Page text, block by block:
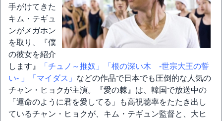
手がけてきた
キム・テギュ
ンがメガホン
を取り、『僕
の彼女を紹介
します』
「チュノ～推奴」
「根の深い木 -世宗大王の誓
い- 」
「マイダス」 などの作品で日本でも圧倒的な人気の
チャン・ヒョクが主演。『愛の棘』は、韓国で放送中の
「運命のように君を愛してる」も高視聴率をたたき出し
ているチャン・ヒョクが、キム・テギュン監督と、大ヒ